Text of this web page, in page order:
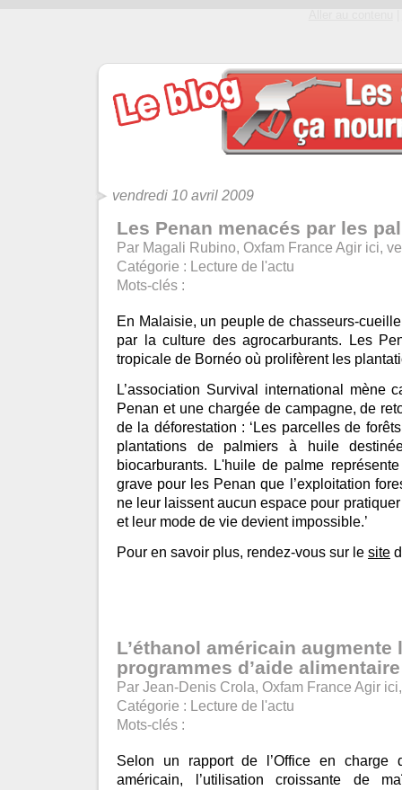
vendredi 10 avril 2009
Les Penan menacés par les
Par Magali Rubino, Oxfam France Agir ici,
Catégorie : Lecture de l'actu
Mots-clés :
En Malaisie, un peuple de chasseurs-
par la culture des agrocarburants. Les
tropicale de Bornéo où prolifèrent les
L’association Survival international mène
Penan et une chargée de campagne, de
de la déforestation : ‘Les parcelles de
plantations de palmiers à huile
biocarburants. L'huile de palme
grave pour les Penan que l’exploitation
ne leur laissent aucun espace pour
et leur mode de vie devient impossible.’
Pour en savoir plus, rendez-vous sur le site
L’éthanol américain augmente
programmes d’aide alimentaire
Par Jean-Denis Crola, Oxfam France Agir
Catégorie : Lecture de l'actu
Mots-clés :
Selon un rapport de l’Office en charge
américain, l’utilisation croissante de